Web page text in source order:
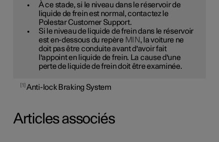
À ce stade, si le niveau dans le réservoir de
liquide de frein est normal, contactez le
Polestar Customer Support.
Si le niveau de liquide de frein dans le réservoir
est en-dessous du repère MIN , la voiture ne
doit pas être conduite avant d'avoir fait
l'appoint en liquide de frein. La cause d'une
perte de liquide de frein doit être examinée.
1 Anti-lock Braking System
Articles associés